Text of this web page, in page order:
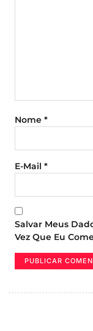
Nome *
E-Mail *
Salvar Meus
Vez Que Eu